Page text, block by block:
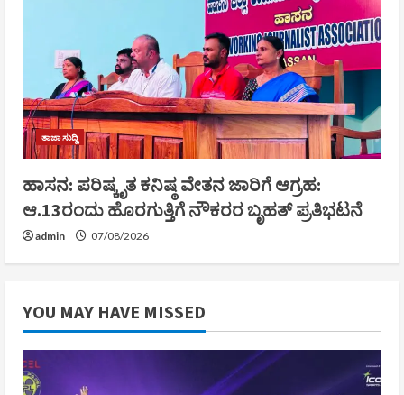
ತಾಜಾ ಸುದ್ದಿ
ಹಾಸನ: ಪರಿಷ್ಕೃತ ಕನಿಷ್ಠ ವೇತನ ಜಾರಿಗೆ ಆಗ್ರಹ:
ಆ.13ರಂದು ಹೊರಗುತ್ತಿಗೆ ನೌಕರರ ಬೃಹತ್ ಪ್ರತಿಭಟನೆ
admin 07/08/2026
YOU MAY HAVE MISSED